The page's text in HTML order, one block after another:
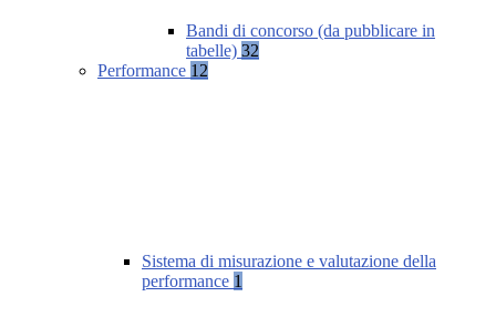
Bandi di concorso (da pubblicare in
tabelle) 32
Performance 12
Sistema di misurazione e valutazione della
performance 1